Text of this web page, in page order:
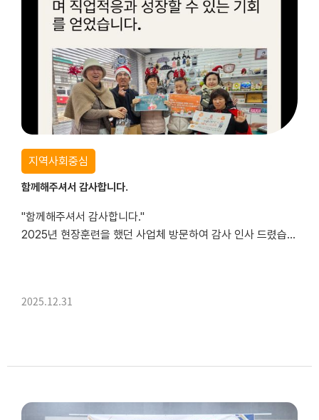
지역사회중심
함께해주셔서 감사합니다.
"함께해주셔서 감사합니다."
2025년 현장훈련을 했던 사업체 방문하여 감사 인사 드렸습니다.
2026년에도 현장훈련과 취업을 위해 노력하겠습니다.
2025.12.31